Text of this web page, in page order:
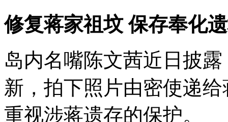
修复蒋家祖坟 保存奉化
岛内名嘴陈文茜近日披
新，拍下照片由密使递
重视涉蒋遗存的保护。